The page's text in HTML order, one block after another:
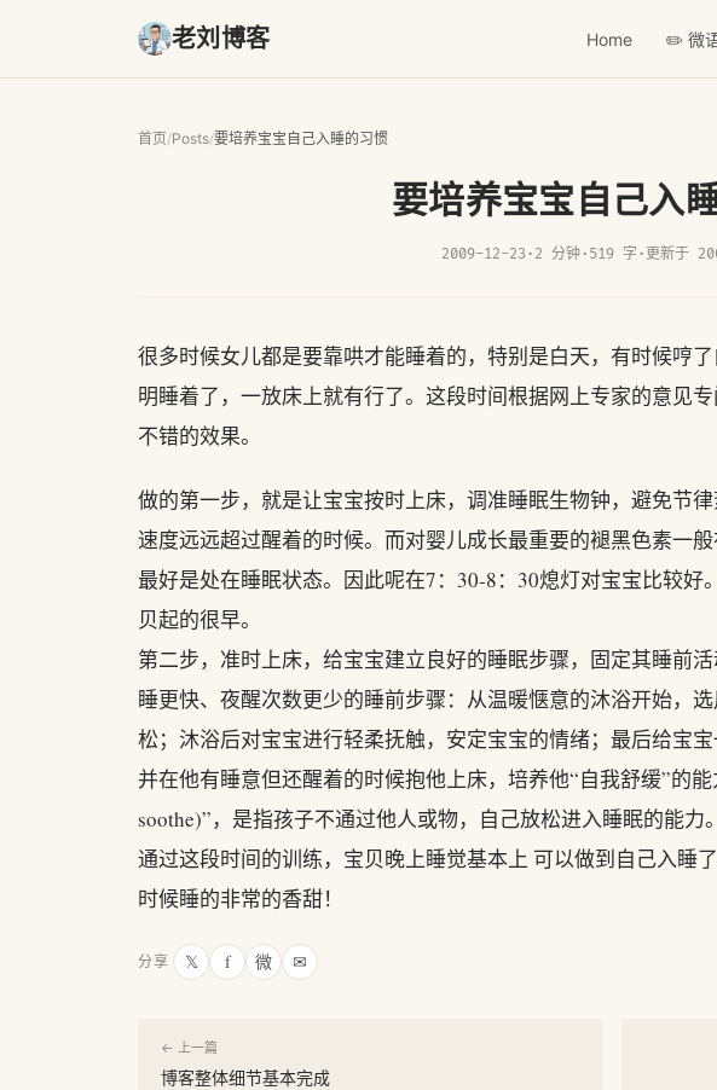
老刘博客 Home ✏️ 微
首页/Posts/要培养宝宝自己入睡的习惯
要培养宝宝自己入
2009-12-23 · 2 分钟· 519 字 · 更新于
很多时候女儿都是要靠哄才能睡着的，特别是白天，有时候哼
明睡着了，一放床上就有行了。这段时间根据网上专家的意见
不错的效果。
做的第一步，就是让宝宝按时上床，调准睡眠生物钟，避免节
速度远远超过醒着的时候。而对婴儿成长最重要的褪黑色素一
最好是处在睡眠状态。因此呢在7：30-8：30熄灯对宝宝比较
贝起的很早。
第二步，准时上床，给宝宝建立良好的睡眠步骤，固定其睡前
睡更快、夜醒次数更少的睡前步骤：从温暖惬意的沐浴开始，
松；沐浴后对宝宝进行轻柔抚触，安定宝宝的情绪；最后给宝
并在他有睡意但还醒着的时候抱他上床，培养他“自我舒缓”的
soothe)”，是指孩子不通过他人或物，自己放松进入睡眠的能力。
通过这段时间的训练，宝贝晚上睡觉基本上 可以做到自己入睡
时候睡的非常的香甜！
分享 𝕏 f 微 ✉
← 上一篇
博客整体细节基本完成